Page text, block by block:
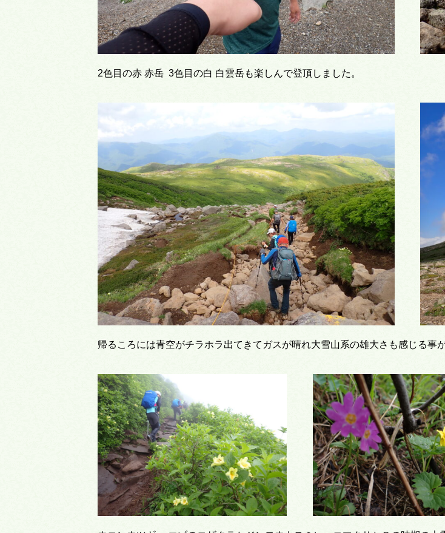
2色目の赤 赤岳 3色目の白 白雲岳も楽しんで登頂しました。
帰るころには青空がチラホラ出てきてガスが晴れ大雪山系の雄大さも感じる事